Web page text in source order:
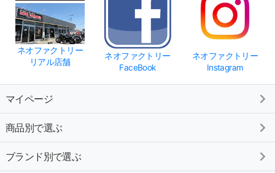
ネオファクトリー
リアル店舗
ネオファクトリー
FaceBook
ネオファクトリー
Instagram
マイページ
商品別で選ぶ
ブランド別で選ぶ